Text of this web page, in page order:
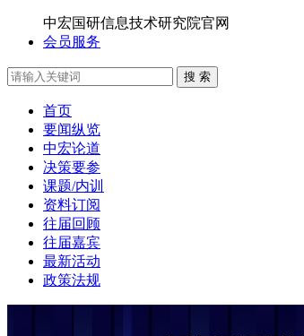
中宏国研信息技术研究院官网
会员服务
搜 索
首页
要闻纵览
中宏论道
决策要参
课题/内训
资料订阅
往届回顾
往届嘉宾
最新活动
政策法规